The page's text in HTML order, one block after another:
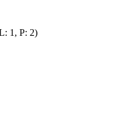
1, P: 2)